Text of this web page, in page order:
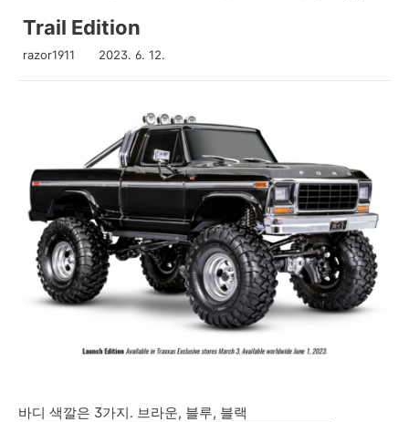
Trail Edition
razor1911 2023. 6. 12.
바디 색깔은 3가지. 브라운, 블루, 블랙